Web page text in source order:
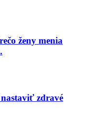
ženy menia
zdravé